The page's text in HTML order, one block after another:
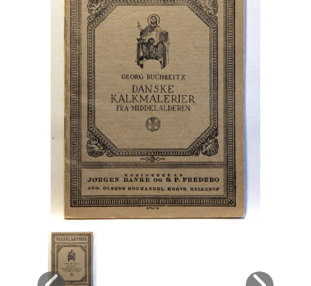
Europa
Fantasy / Sciencefiction
Filosofi
Håndarbejde
Håndværk
Historie
Hobby
Hus / Have
Husdyr